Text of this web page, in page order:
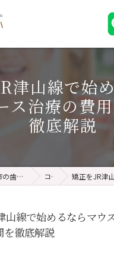
津山線で始
ス治療の費
徹底解説
岡山県岡山市の歯医者ならキレイハ岡山院 コラム 矯正をJR津山線で始めるな
山線で始めるならマウ
を徹底解説